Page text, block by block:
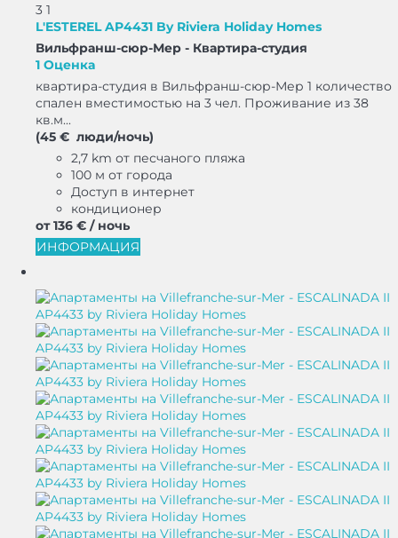
3 1
L'ESTEREL AP4431 By Riviera Holiday Homes
Вильфранш-сюр-Мер - Квартира-студия
1 Оценка
квартира-студия в Вильфранш-сюр-Мер 1 количество
спален вместимостью на 3 чел. Проживание из 38
кв.м...
(45 € люди/ночь)
2,7 km от песчаного пляжа
100 м от города
Доступ в интернет
кондиционер
от 136 € / ночь
ИНФОРМАЦИЯ